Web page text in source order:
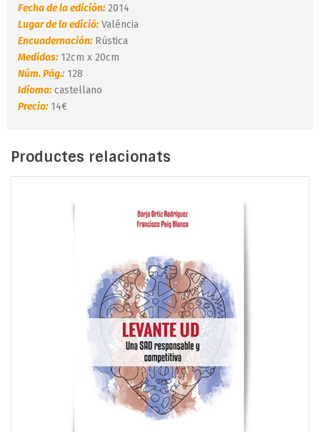
Fecha de la edición:2014
Lugar de la edició:Valéncia
Encuadernación:Rústica
Medidas:12cm x 20cm
Núm. Pág.:128
Idioma:castellano
Precio:14€
Productes relacionats